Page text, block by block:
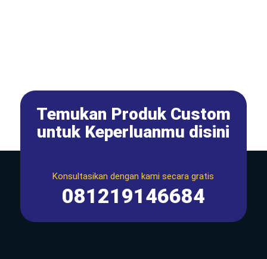
Temukan Produk Custom
untuk Keperluanmu disini
Konsultasikan dengan kami secara gratis
081219146684